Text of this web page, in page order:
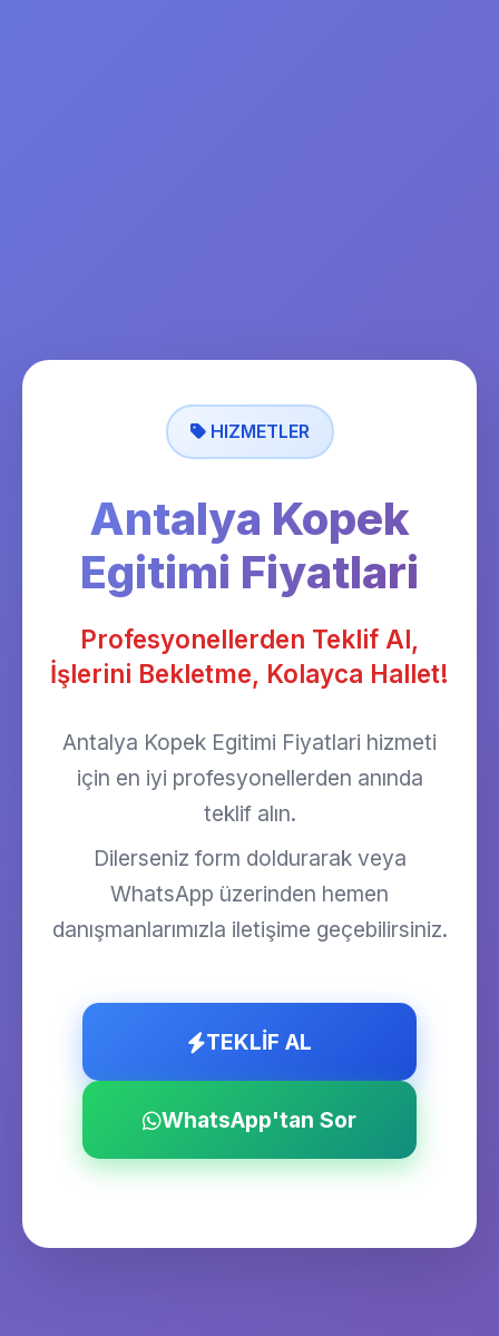
HIZMETLER
Antalya Kopek
Egitimi Fiyatlari
Profesyonellerden Teklif Al,
İşlerini Bekletme, Kolayca Hallet!
Antalya Kopek Egitimi Fiyatlari hizmeti
için en iyi profesyonellerden anında
teklif alın.
Dilerseniz form doldurarak veya
WhatsApp üzerinden hemen
danışmanlarımızla iletişime geçebilirsiniz.
TEKLİF AL
WhatsApp'tan Sor